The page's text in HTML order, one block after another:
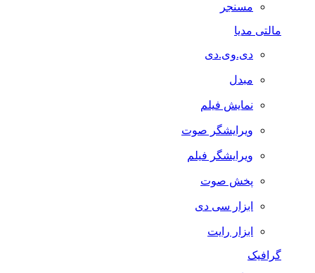
مسنجر
مالتی مدیا
دی.وی.دی
مبدل
نمایش فیلم
ویرایشگر صوت
ویرایشگر فیلم
پخش صوت
ابزار سی دی
ابزار رایت
گرافیک